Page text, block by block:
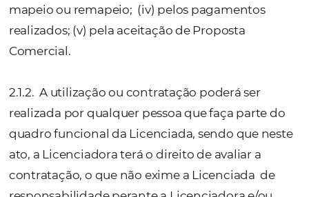
2. ACEITE
2.1. A aceitação deste Contrato e
ser formalizadas por uma das seguintes
(i) Pela assinatura de Contrato e/ou Termo
Adesão; (ii) pela utilização, por parte da
Contratante,das Soluções NIARA ou pelo
qualquer um dos serviços prestados pela